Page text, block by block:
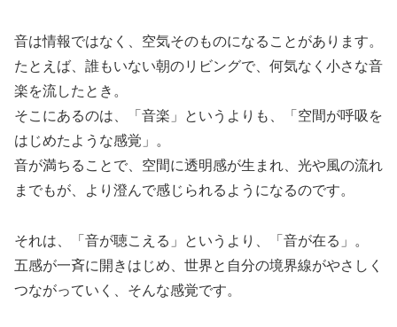
音は情報ではなく、空気そのものになることがあります。
たとえば、誰もいない朝のリビングで、何気なく小さな音
楽を流したとき。
そこにあるのは、「音楽」というよりも、「空間が呼吸を
はじめたような感覚」。
音が満ちることで、空間に透明感が生まれ、光や風の流れ
までもが、より澄んで感じられるようになるのです。
それは、「音が聴こえる」というより、「音が在る」。
五感が一斉に開きはじめ、世界と自分の境界線がやさしく
つながっていく、そんな感覚です。